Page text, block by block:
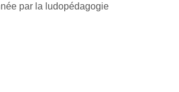
par la ludopédagogie